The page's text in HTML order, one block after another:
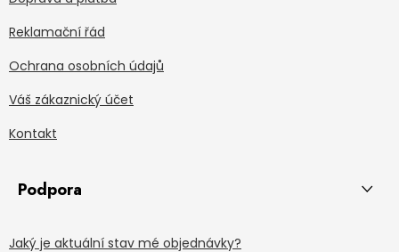
Reklamační řád
Ochrana osobních údajů
Váš zákaznický účet
Kontakt
Podpora
Jaký je aktuální stav mé objednávky?